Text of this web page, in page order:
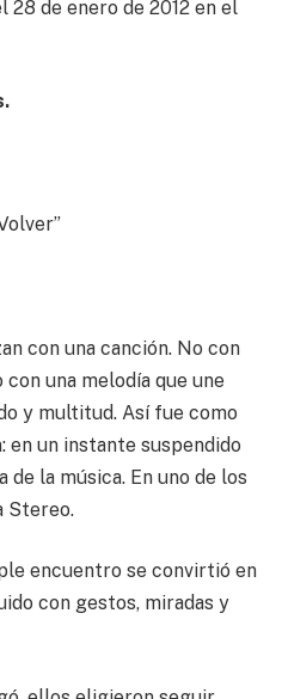
28 de enero de 2012 en el
con una canción. No con
una melodía que une
y multitud. Así fue como
en un instante suspendido
la música. En uno de los
Stereo.
encuentro se convirtió en
con gestos, miradas y